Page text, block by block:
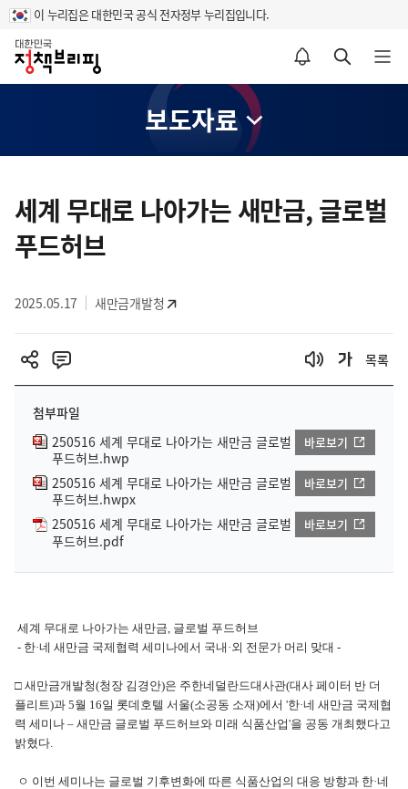
이 누리집은 대한민국 공식 전자정부 누리집입니다.
홈
알림설정 바로가기 검색 바로가기 메뉴 열기
보도자료
츠
영
세계 무대로 나아가는 새만금, 글로벌
푸드허브
2025.05.17 새만금개발청
목록
첨부파일
250516 세계 무대로 나아가는 새만금 글로벌
푸드허브.hwp
바로보기
250516 세계 무대로 나아가는 새만금 글로벌
푸드허브.hwpx
바로보기
250516 세계 무대로 나아가는 새만금 글로벌
푸드허브.pdf
바로보기
세계 무대로 나아가는 새만금, 글로벌 푸드허브
- 한·네 새만금 국제협력 세미나에서 국내·외 전문가 머리 맞대 -
□ 새만금개발청(청장 김경안)은 주한네덜란드대사관(대사 페이터 반 더
플리트)과 5월 16일 롯데호텔 서울(소공동 소재)에서 '한·네 새만금 국제협
력 세미나 – 새만금 글로벌 푸드허브와 미래 식품산업'을 공동 개최했다고
밝혔다.
ㅇ 이번 세미나는 글로벌 기후변화에 따른 식품산업의 대응 방향과 한·네